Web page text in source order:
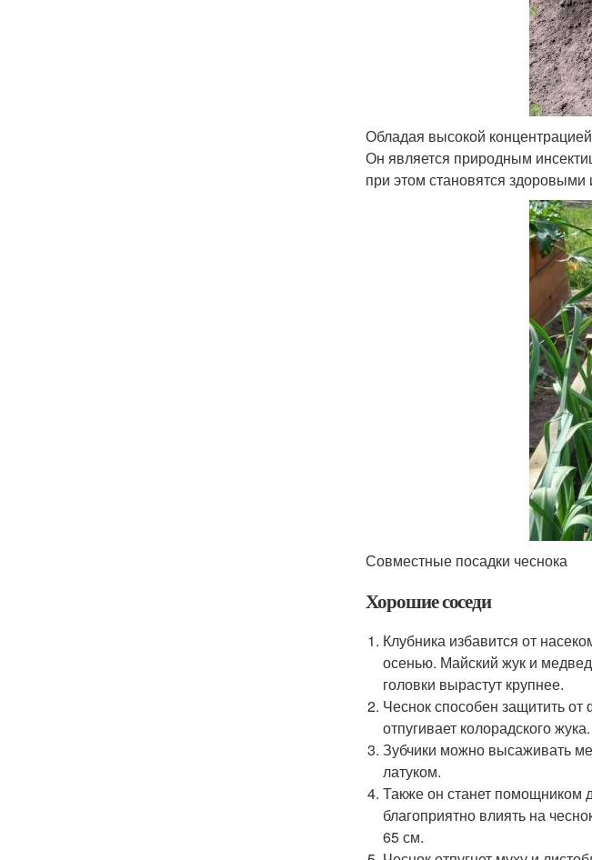
Обладая высокой
Он является природным
при этом становятся здоровыми
Совместные посадки чеснока
Хорошие соседи
Клубника избавится от
осенью. Майский жук и
головки вырастут крупнее.
Чеснок способен защитить
отпугивает колорадского жука.
Зубчики можно высаживать
латуком.
Также он станет помощником
благоприятно влиять на
65 см.